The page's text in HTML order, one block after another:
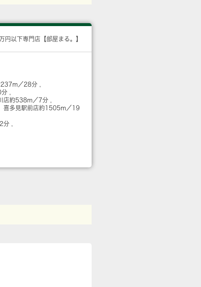
円以下専門店【部屋まる。】
／28分
分
店約538m／7分
喜多見駅前店約1505m／19
分